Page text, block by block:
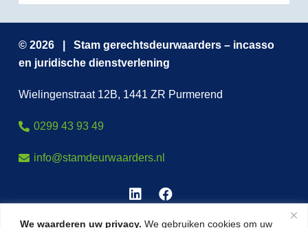
We waarderen uw privacy. We gebruiken cookies om uw
© 2026 | Stam gerechtsdeurwaarders – incasso
en juridische dienstverlening
Wielingenstraat 12B, 1441 ZR Purmerend
0299 43 93 49
info@stamdeurwaarders.nl